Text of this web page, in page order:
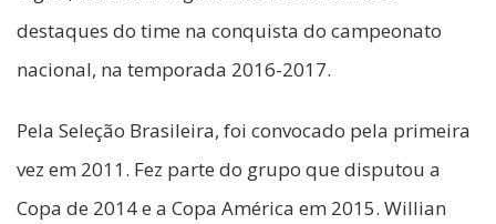
destaques do time na conquista do campeonato
nacional, na temporada 2016-2017.
Pela Seleção Brasileira, foi convocado pela primeira
vez em 2011. Fez parte do grupo que disputou a
Copa de 2014 e a Copa América em 2015. Willian